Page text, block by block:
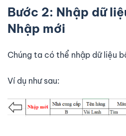
Bước 2: Nhập dữ
Nhập mới
Chúng ta có thể nhập dữ liệu
Ví dụ như sau: